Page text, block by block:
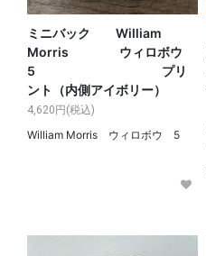
ミニバック William
Morris ウィロボウ
5 プリ
ント（内側アイボリー）
4,620円(税込)
William Morris ウィロボウ 5